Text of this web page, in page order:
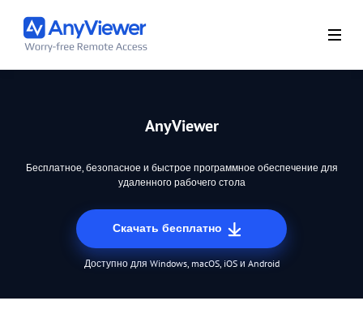
AnyViewer
Бесплатное, безопасное и быстрое программное обеспечение для
удаленного рабочего стола
Скачать бесплатно
Доступно для Windows, macOS, iOS и Android